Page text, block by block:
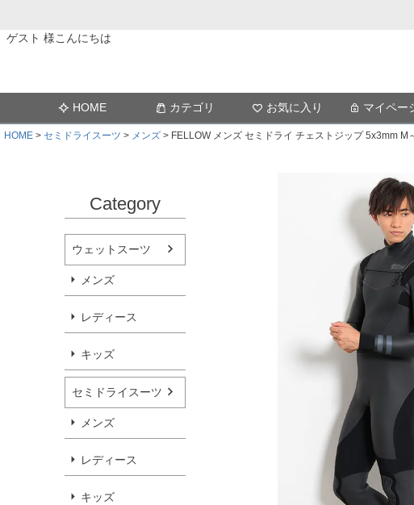
ゲスト 様こんにちは
HOME カテゴリ お気に入り マイペー
HOME セミドライスーツ メンズ FELLOW メンズ セミドライ チェストジップ 5x3mm M
Category
ウェットスーツ
メンズ
レディース
キッズ
セミドライスーツ
メンズ
レディース
キッズ